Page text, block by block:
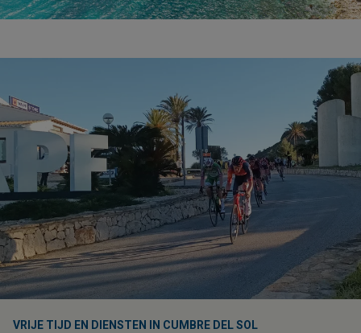
VRIJE TIJD EN DIENSTEN IN CUMBRE DEL SOL